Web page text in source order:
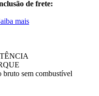
de frete:
mais
bruto sem combustível